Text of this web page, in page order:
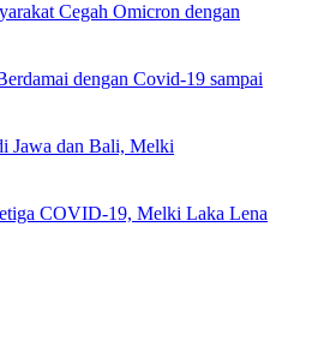
Cegah Omicron dengan
dengan Covid-19 sampai
Jawa dan Bali, Melki
COVID-19, Melki Laka Lena